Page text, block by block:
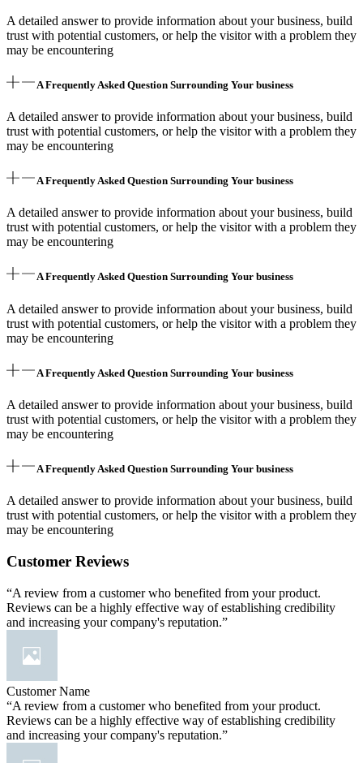
A detailed answer to provide information about your business, build
trust with potential customers, or help the visitor with a problem they
may be encountering
A Frequently Asked Question Surrounding Your business
A detailed answer to provide information about your business, build
trust with potential customers, or help the visitor with a problem they
may be encountering
A Frequently Asked Question Surrounding Your business
A detailed answer to provide information about your business, build
trust with potential customers, or help the visitor with a problem they
may be encountering
A Frequently Asked Question Surrounding Your business
A detailed answer to provide information about your business, build
trust with potential customers, or help the visitor with a problem they
may be encountering
A Frequently Asked Question Surrounding Your business
A detailed answer to provide information about your business, build
trust with potential customers, or help the visitor with a problem they
may be encountering
A Frequently Asked Question Surrounding Your business
A detailed answer to provide information about your business, build
trust with potential customers, or help the visitor with a problem they
may be encountering
Customer Reviews
“A review from a customer who benefited from your product.
Reviews can be a highly effective way of establishing credibility
and increasing your company's reputation.”
Customer Name
“A review from a customer who benefited from your product.
Reviews can be a highly effective way of establishing credibility
and increasing your company's reputation.”